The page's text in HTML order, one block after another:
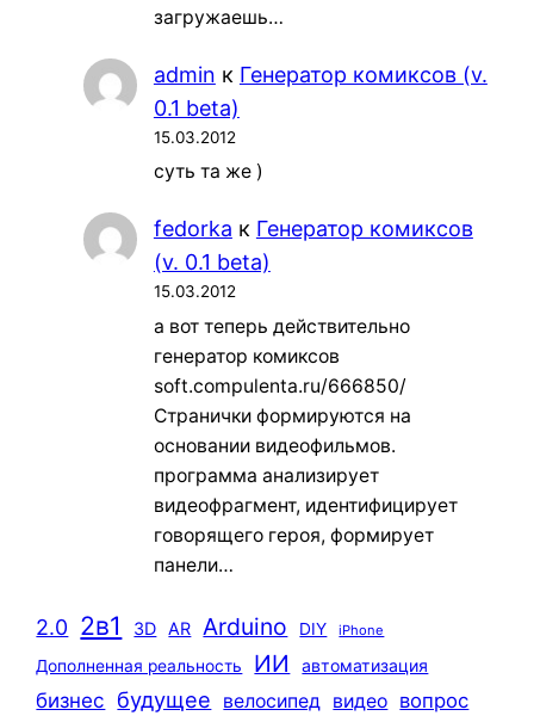
загружаешь…
admin к Генератор комиксов (v.
0.1 beta)
15.03.2012
суть та же )
fedorka к Генератор комиксов
(v. 0.1 beta)
15.03.2012
а вот теперь действительно
генератор комиксов
soft.compulenta.ru/666850/
Странички формируются на
основании видеофильмов.
программа анализирует
видеофрагмент, идентифицирует
говорящего героя, формирует
панели…
2.0 2в1 3D AR Arduino DIY iPhone
Дополненная реальность ИИ автоматизация
бизнес будущее велосипед видео вопрос